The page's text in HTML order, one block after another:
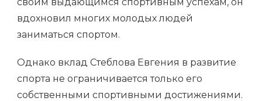
вдохновил многих молодых людей
заниматься спортом.
Однако вклад Стеблова Евгения в развитие
спорта не ограничивается только его
собственными спортивными достижениями.